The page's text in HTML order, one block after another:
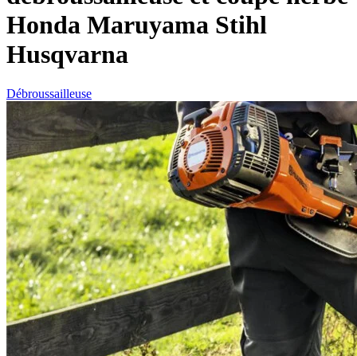
Honda Maruyama Stihl
Husqvarna
Débroussailleuse